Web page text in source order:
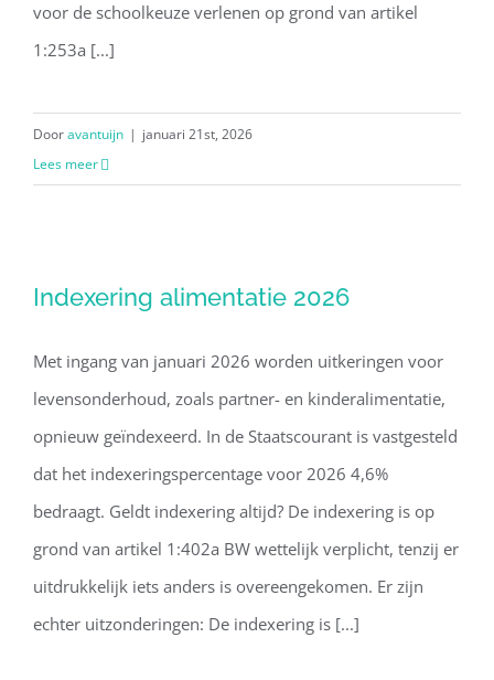
voor de schoolkeuze verlenen op grond van artikel
1:253a [...]
Dooravantuijn | januari 21st, 2026
Lees meer
Indexering alimentatie 2026
Indexering alimentatie 2026
Met ingang van januari 2026 worden uitkeringen voor
levensonderhoud, zoals partner- en kinderalimentatie,
opnieuw geïndexeerd. In de Staatscourant is vastgesteld
dat het indexeringspercentage voor 2026 4,6%
bedraagt. Geldt indexering altijd? De indexering is op
grond van artikel 1:402a BW wettelijk verplicht, tenzij er
uitdrukkelijk iets anders is overeengekomen. Er zijn
echter uitzonderingen: De indexering is [...]